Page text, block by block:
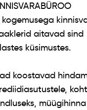
aitavad sind
küsimustes.
koostavad